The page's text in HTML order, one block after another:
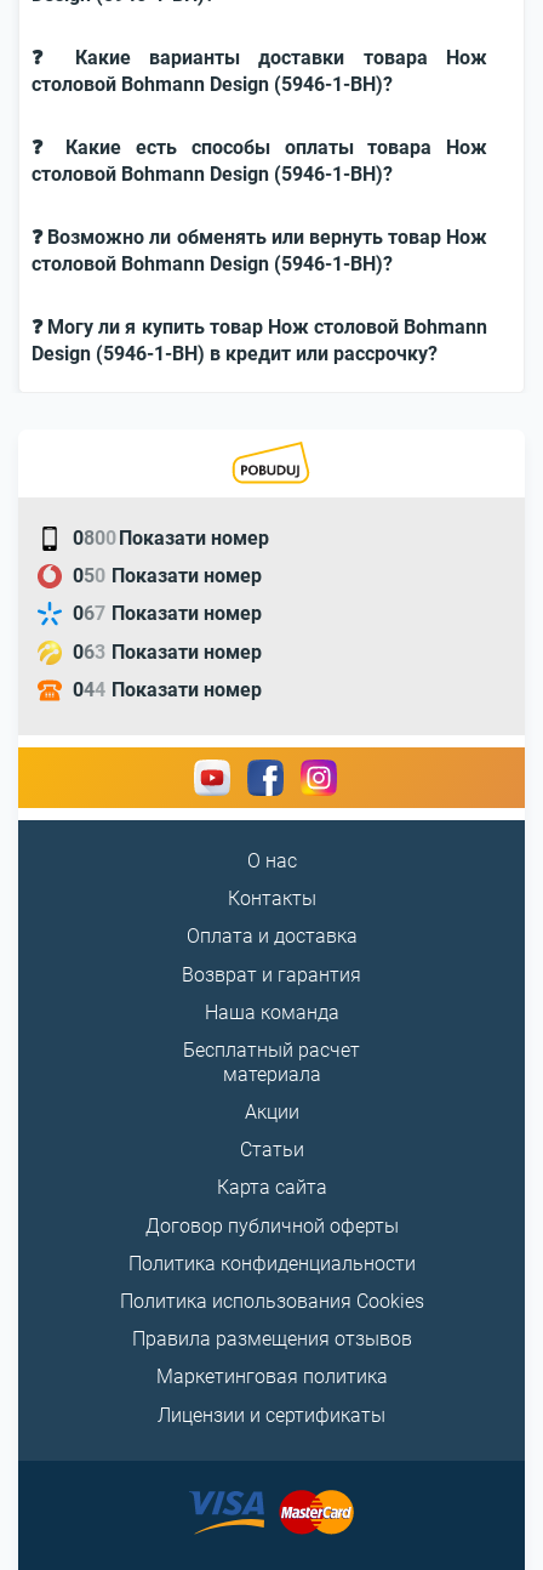
❓ Какие варианты доставки товара Нож
столовой Bohmann Design (5946-1-BH)?
❓ Какие есть способы оплаты товара Нож
столовой Bohmann Design (5946-1-BH)?
❓ Возможно ли обменять или вернуть товар Нож
столовой Bohmann Design (5946-1-BH)?
❓ Могу ли я купить товар Нож столовой Bohmann
Design (5946-1-BH) в кредит или рассрочку?
0800Показати номер
050 Показати номер
067 Показати номер
063 Показати номер
044 Показати номер
О нас
Контакты
Оплата и доставка
Возврат и гарантия
Наша команда
Бесплатный расчет
материала
Акции
Статьи
Карта сайта
Договор публичной оферты
Политика конфиденциальности
Политика использования Cookies
Правила размещения отзывов
Маркетинговая политика
Лицензии и сертификаты